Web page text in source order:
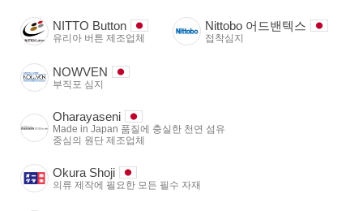
NITTO Button
유리아 버튼 제조업체
Nittobo 어드밴텍스
접착심지
NOWVEN
부직포 심지
Oharayaseni
Made in Japan 품질에 충실한 천연 섬유
중심의 원단 제조업체
Okura Shoji
의류 제작에 필요한 모든 필수 자재